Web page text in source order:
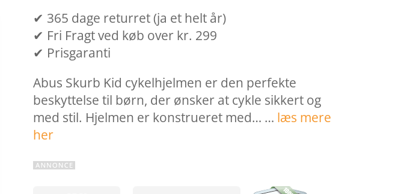
✔ 365 dage returret (ja et helt år)
✔ Fri Fragt ved køb over kr. 299
✔ Prisgaranti
Abus Skurb Kid cykelhjelmen er den perfekte
beskyttelse til børn, der ønsker at cykle sikkert og
med stil. Hjelmen er konstrueret med… … læs mere
her